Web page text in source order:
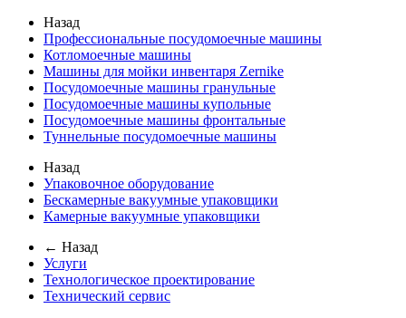
Назад
Профессиональные посудомоечные машины
Котломоечные машины
Машины для мойки инвентаря Zernike
Посудомоечные машины гранульные
Посудомоечные машины купольные
Посудомоечные машины фронтальные
Туннельные посудомоечные машины
Назад
Упаковочное оборудование
Бескамерные вакуумные упаковщики
Камерные вакуумные упаковщики
← Назад
Услуги
Технологическое проектирование
Технический сервис